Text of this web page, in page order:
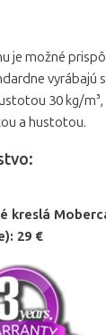
je možné
vyrábajú
30 kg/m³,
a hustotou.
kreslá
29 €